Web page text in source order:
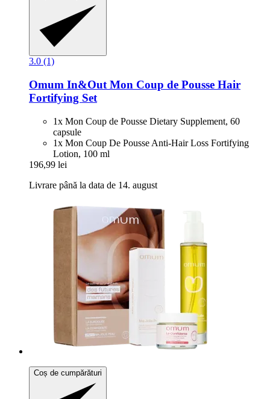
3.0 (1)
Omum In&Out Mon Coup de Pousse Hair
Fortifying Set
1x Mon Coup de Pousse Dietary Supplement, 60
capsule
1x Mon Coup De Pousse Anti-Hair Loss Fortifying
Lotion, 100 ml
196,99 lei
Livrare până la data de 14. august
Coș de cumpărături